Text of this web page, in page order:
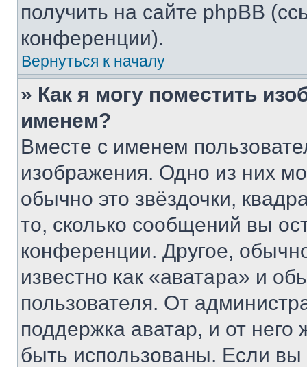
получить на сайте phpBB
конференции).
Вернуться к началу
» Как я могу поместить
именем?
Вместе с именем
изображения. Одно из них
обычно это звёздочки,
то, сколько сообщений вы
конференции. Другое,
известно как «аватара» и
пользователя. От
поддержка аватар, и от него
быть использованы. Если